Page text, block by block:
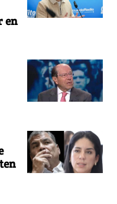
en